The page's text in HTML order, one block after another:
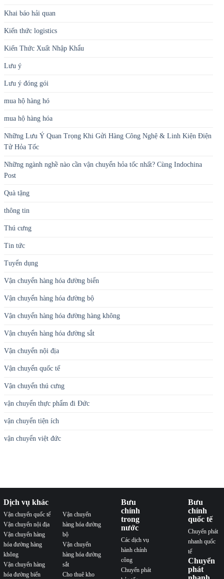
Khai báo hải quan
Kiến thức logistics
Kiến Thức Xuất Nhập Khẩu
Lưu ý
Lưu ý đóng gói
mua hộ hàng hó
mua hộ hàng hóa
Những Lưu Ý Quan Trọng Khi Gửi Hàng Công Nghệ & Linh Kiện Điện
Tử Hỏa Tốc
Những ngành nghề nào cần vận chuyển hỏa tốc nhất? Cùng Indochina
Post
Quà tặng
thông tin
Thú cưng
Tin tức
Tuyển dụng
Vận chuyển hàng hóa đường biển
Vận chuyển hàng hóa đường bộ
Vận chuyển hàng hóa đường hàng không
Vận chuyển hàng hóa đường sắt
Vận chuyển nội địa
Vận chuyển quốc tế
Vận chuyển thú cưng
vận chuyển thực phẩm đi Đức
vận chuyển tiện ích
vận chuyển việt đức
Dịch vụ khác
Vận chuyển quốc tế
Vận chuyển nội địa
Vận chuyển hàng
hóa đường hàng
không
Vận chuyển hàng
hóa đường biển
Vận chuyển
hàng hóa đường
bộ
Vận chuyển
hàng hóa đường
sắt
Cho thuê kho
Bưu
chính
trong
nước
Các dịch vụ
hành chính
công
Chuyển phát
Bưu
chính
quốc tế
Chuyển phát
nhanh quốc
tế
Chuyển
phát